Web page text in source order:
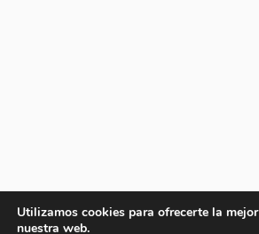
Utilizamos cookies para ofrecerte la
nuestra web.